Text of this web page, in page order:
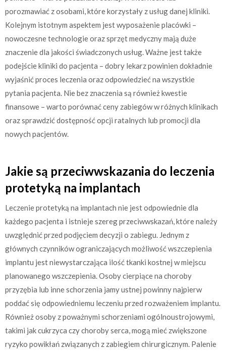
porozmawiać z osobami, które korzystały z usług danej kliniki.
Kolejnym istotnym aspektem jest wyposażenie placówki –
nowoczesne technologie oraz sprzęt medyczny mają duże
znaczenie dla jakości świadczonych usług. Ważne jest także
podejście kliniki do pacjenta – dobry lekarz powinien dokładnie
wyjaśnić proces leczenia oraz odpowiedzieć na wszystkie
pytania pacjenta. Nie bez znaczenia są również kwestie
finansowe – warto porównać ceny zabiegów w różnych klinikach
oraz sprawdzić dostępność opcji ratalnych lub promocji dla
nowych pacjentów.
Jakie są przeciwwskazania do leczenia
protetyką na implantach
Leczenie protetyką na implantach nie jest odpowiednie dla
każdego pacjenta i istnieje szereg przeciwwskazań, które należy
uwzględnić przed podjęciem decyzji o zabiegu. Jednym z
głównych czynników ograniczających możliwość wszczepienia
implantu jest niewystarczająca ilość tkanki kostnej w miejscu
planowanego wszczepienia. Osoby cierpiące na choroby
przyzębia lub inne schorzenia jamy ustnej powinny najpierw
poddać się odpowiedniemu leczeniu przed rozważeniem implantu.
Również osoby z poważnymi schorzeniami ogólnoustrojowymi,
takimi jak cukrzyca czy choroby serca, mogą mieć zwiększone
ryzyko powikłań związanych z zabiegiem chirurgicznym. Palenie